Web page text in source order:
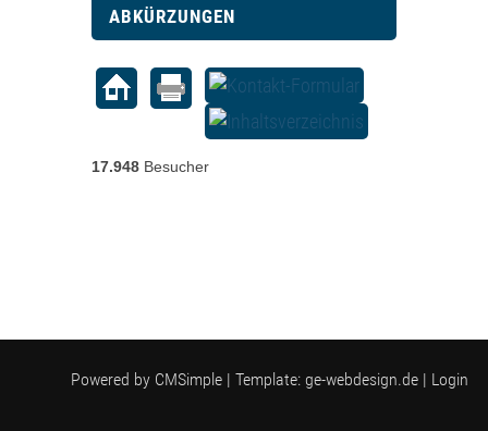
ABKÜRZUNGEN
17.948 Besucher
Powered by CMSimple | Template:ge-webdesign.de | Login